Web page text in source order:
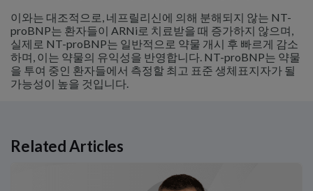
이와는 대조적으로, 네프릴리신에 의해 분해되지 않는 NT-
proBNP는 환자들이 ARNi로 치료받을 때 증가하지 않으며,
실제로 NT-proBNP는 일반적으로 약물 개시 후 빠르게 감소
하며, 이는 약물의 유익성을 반영합니다. NT-proBNP는 약물
을 투여 중인 환자들에서 측정할 최고 표준 생체표지자가 될
가능성이 높을 것입니다.
Related Articles